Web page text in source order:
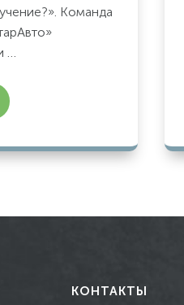
Команда
КОНТАКТЫ